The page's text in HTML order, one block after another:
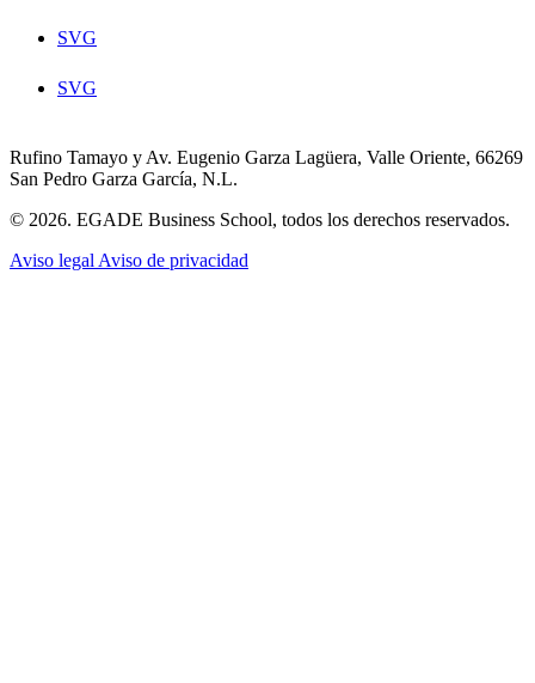
SVG
SVG
Rufino Tamayo y Av. Eugenio Garza Lagüera, Valle Oriente, 66269
San Pedro Garza García, N.L.
© 2026. EGADE Business School, todos los derechos reservados.
Aviso legal Aviso de privacidad